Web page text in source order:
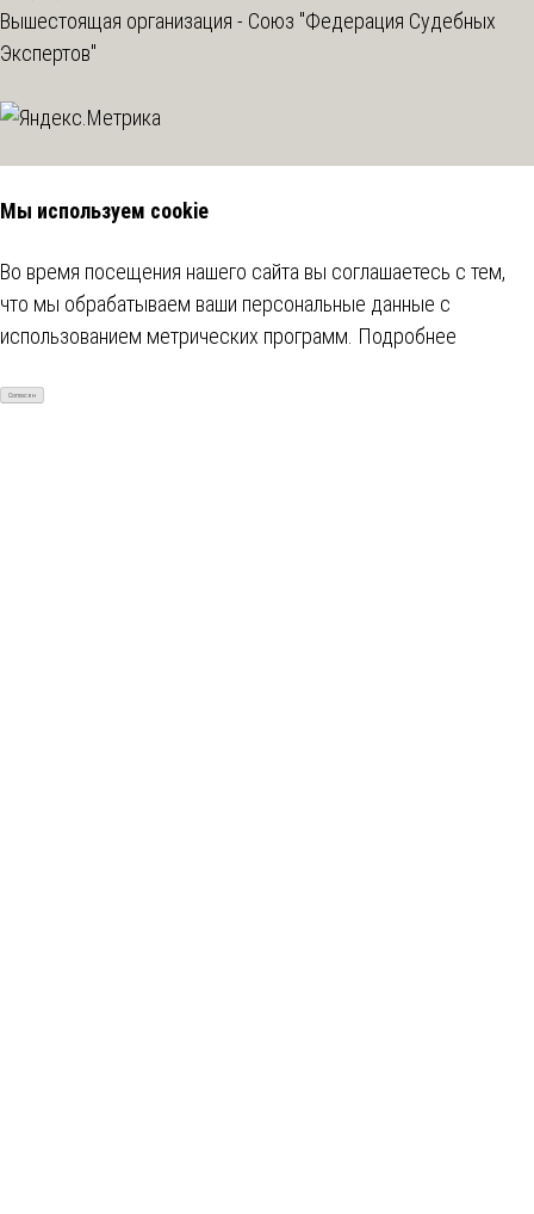
Вышестоящая организация - Союз "Федерация Судебных
Экспертов"
Мы используем cookie
Во время посещения нашего сайта вы соглашаетесь с тем,
что мы обрабатываем ваши персональные данные с
использованием метрических программ. Подробнее
Согласен